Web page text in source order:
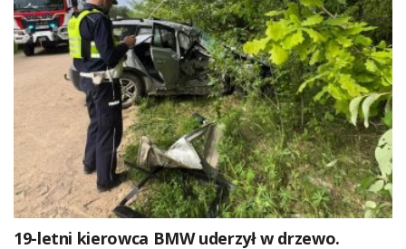
19-letni kierowca BMW uderzył w drzewo.